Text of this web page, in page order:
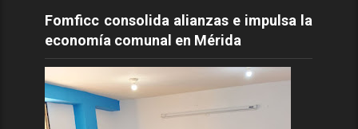
Fomficc consolida alianzas e impulsa la
economía comunal en Mérida